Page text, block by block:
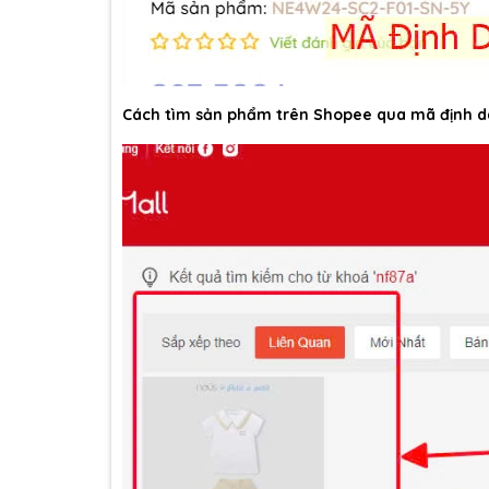
Cách tìm sản phẩm trên Shopee qua mã định